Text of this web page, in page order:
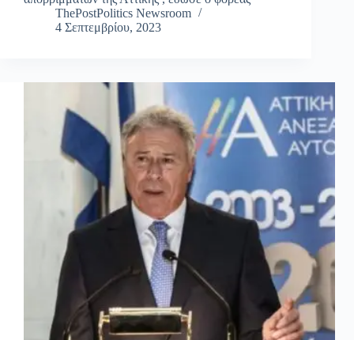
ThePostPolitics Newsroom
4 Σεπτεμβρίου, 2023